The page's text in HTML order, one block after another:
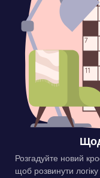
Розгадуйте новий
щоб розвинути